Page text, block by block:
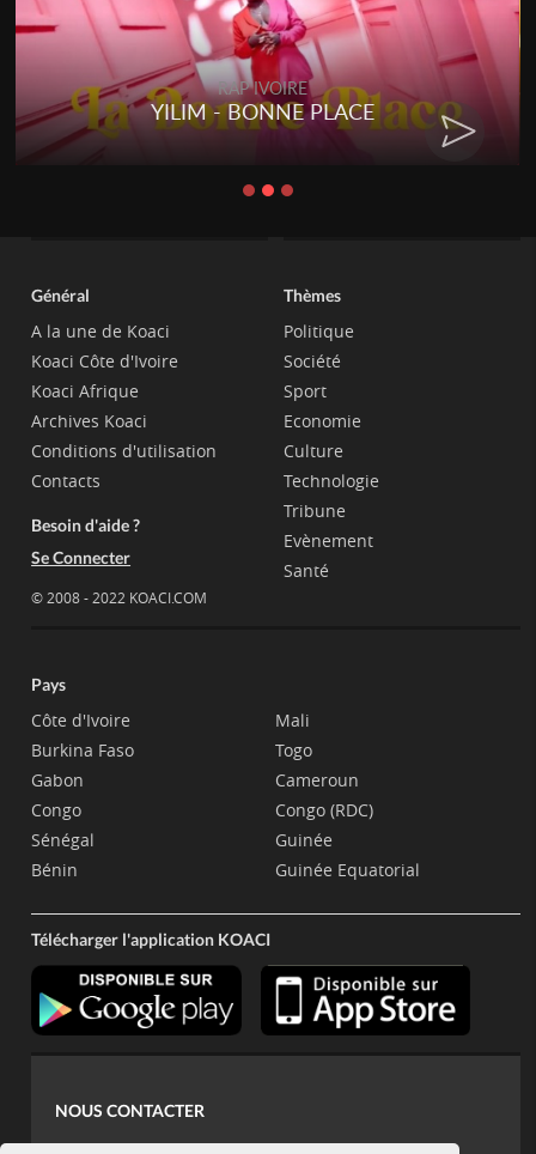
RAP IVOIRE
YILIM - BONNE PLACE
Général
A la une de Koaci
Koaci Côte d'Ivoire
Koaci Afrique
Archives Koaci
Conditions d'utilisation
Contacts
Besoin d'aide ?
Se Connecter
© 2008 - 2022 KOACI.COM
Thèmes
Politique
Société
Sport
Economie
Culture
Technologie
Tribune
Evènement
Santé
Pays
Côte d'Ivoire
Burkina Faso
Gabon
Congo
Sénégal
Bénin
Mali
Togo
Cameroun
Congo (RDC)
Guinée
Guinée Equatorial
Télécharger l'application KOACI
NOUS CONTACTER